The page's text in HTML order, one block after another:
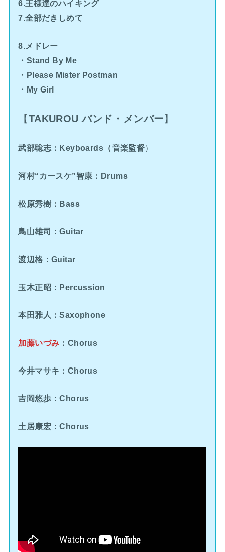
6.王様達のハイキング
7.全部だきしめて
8.メドレー
・Stand By Me
・Please Mister Postman
・My Girl
【TAKUROU バンド・ メンバー】
武部聡志：Keyboards（音楽監督）
河村“カースケ”智康：Drums
松原秀樹：Bass
鳥山雄司：Guitar
渡辺格：Guitar
玉木正昭：Percussion
本田雅人：Saxophone
加藤いづみ ：Chorus
今井マサキ：Chorus
吉岡悠歩：Chorus
土居康宏：Chorus